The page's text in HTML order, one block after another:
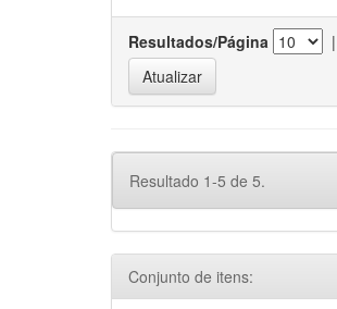
Resultados/Página |
Resultado 1-5 de 5.
Conjunto de itens: